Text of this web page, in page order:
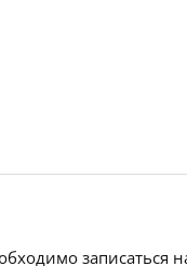
записаться